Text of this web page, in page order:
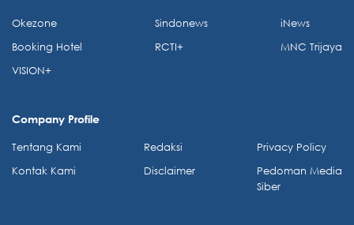
Okezone
Booking Hotel
VISION+
Sindonews
RCTI+
iNews
MNC Trijaya
Company Profile
Tentang Kami
Kontak Kami
Redaksi
Disclaimer
Privacy Policy
Pedoman Media
Siber